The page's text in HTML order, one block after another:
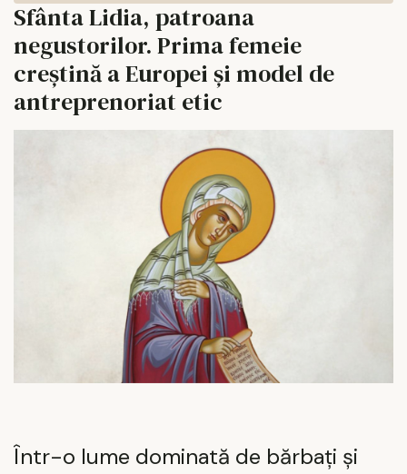
Sfânta Lidia, patroana
negustorilor. Prima femeie
creștină a Europei și model de
antreprenoriat etic
Într-o lume dominată de bărbați și